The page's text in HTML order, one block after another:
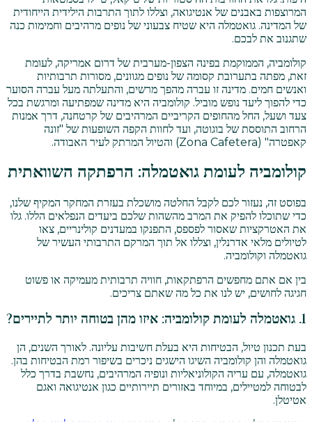
המרוצפות באבנים של אנטיגואה, וצללו לתוך התרבות הילידית הייחודית
של המדינה. גואטמלה היא שטיח צבעוני של נופים מרהיבים וחמימות כנה
שתגנוב את לבכם.
קולומביה, הממוקמת בפינה הצפון-מערבית של דרום אמריקה, לעומת
זאת, מפתה בתערובת קסומה של נופים מגוונים, מסורות תרבותיות
ואנשים חמים. מדינה זו עברה מהפך מרשים, והתעלתה מעל עברה הסוער
כדי להפוך ליעד נופש מוביל. קולומביה היא מדינה שמפתיעה ומרגשת בכל
צעד ושעל, החל מהחופים הקריביים המרהיבים של קרטחנה, דרך אמנות
הרחוב התוססת של בוגוטה, ועד לחוות הקפה השופעות של "זונה
קאפטרה" (Zona Cafetera) והטיול המרתק לעיר האבודה.
קולומביה לעומת גואטמלה: הרפתקה השוואתית
בפוסט זה, נעזור לכם לקבל החלטה מושכלת בעזרת המחקר המקיף שלנו,
כדי שתוכלו להפיק את המרב מהשהות שלכם ביעדים הנפלאים הללו. גלו
את האטרקציות שאסור לפספס, התפנקו במעדנים קולינריים, צאו
לטיולים מלאי אדרנלין, וצללו אל תוך המרקם התרבותי העשיר של
גואטמלה וקולומביה.
בין אם אתם מחפשים הרפתקאות, חוויה תרבותית מעמיקה או פשוט
חגיגה לחושים, יש לנו את כל מה שאתם צריכים.
1. גואטמלה לעומת קולומביה: איזו מהן בטוחה יותר לתיירים?
בעת תכנון טיול, הבטיחות היא בעלת חשיבות עליונה. לאורך השנים, הן
גואטמלה והן קולומביה השיגו הישגים ניכרים בשיפור רמת הבטיחות בהן.
גואטמלה, עם עריה הקולוניאליות ונופיה המרהיבים, נחשבת בדרך כלל
לבטוחה למטיילים, במיוחד באזורים תיירותיים כגון אנטיגואה ואגם
אטיטלן.